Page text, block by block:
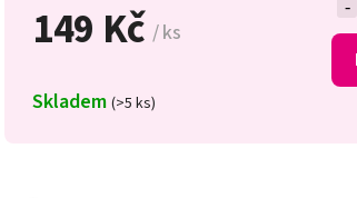
149 Kč / ks
Skladem (>5 ks)